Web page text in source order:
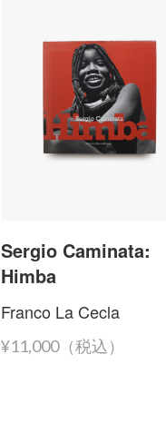
Sergio Caminata:
Himba
Franco La Cecla
¥11,000（税込）